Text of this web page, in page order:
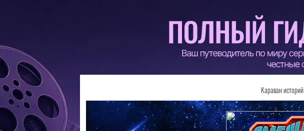
Караван историй